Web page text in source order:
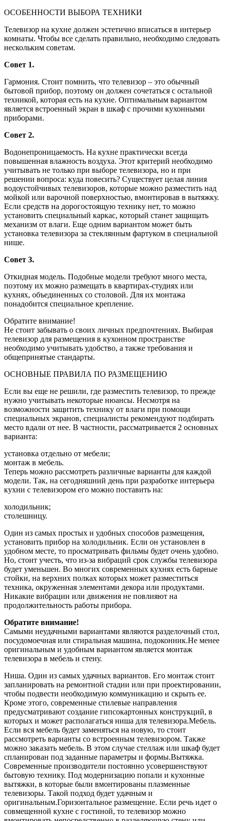
ОСОБЕННОСТИ ВЫБОРА ТЕХНИКИ
Телевизор на кухне должен эстетично вписаться в интерьер
комнаты. Чтобы все сделать правильно, необходимо следовать
нескольким советам.
Совет 1.
Гармония. Стоит помнить, что телевизор – это обычный
бытовой прибор, поэтому он должен сочетаться с остальной
техникой, которая есть на кухне. Оптимальным вариантом
является встроенный экран в шкаф с прочими кухонными
приборами.
Совет 2.
Водонепроницаемость. На кухне практически всегда
повышенная влажность воздуха. Этот критерий необходимо
учитывать не только при выборе телевизора, но и при
решении вопроса: куда повесить? Существует целая линия
водоустойчивых телевизоров, которые можно разместить над
мойкой или варочной поверхностью, вмонтировав в вытяжку.
Если средств на дорогостоящую технику нет, то можно
установить специальный каркас, который станет защищать
механизм от влаги. Еще одним вариантом может быть
установка телевизора за стеклянным фартуком в специальной
нише.
Совет 3.
Откидная модель. Подобные модели требуют много места,
поэтому их можно размещать в квартирах-студиях или
кухнях, объединенных со столовой. Для их монтажа
понадобится специальное крепление.
Обратите внимание!
Не стоит забывать о своих личных предпочтениях. Выбирая
телевизор для размещения в кухонном пространстве
необходимо учитывать удобство, а также требования и
общепринятые стандарты.
ОСНОВНЫЕ ПРАВИЛА ПО РАЗМЕЩЕНИЮ
Если вы еще не решили, где разместить телевизор, то прежде
нужно учитывать некоторые нюансы. Несмотря на
возможности защитить технику от влаги при помощи
специальных экранов, специалисты рекомендуют подбирать
место вдали от нее. В частности, рассматривается 2 основных
варианта:
установка отдельно от мебели;
монтаж в мебель.
Теперь можно рассмотреть различные варианты для каждой
модели. Так, на сегодняшний день при разработке интерьера
кухни с телевизором его можно поставить на:
холодильник;
столешницу.
Один из самых простых и удобных способов размещения,
установить прибор на холодильник. Если он установлен в
удобном месте, то просматривать фильмы будет очень удобно.
Но, стоит учесть, что из-за вибраций срок службы телевизора
будет уменьшен. Во многих современных кухнях есть барные
стойки, на верхних полках которых может разместиться
техника, окруженная элементами декора или продуктами.
Никакие вибрации или движения не повлияют на
продолжительность работы прибора.
Обратите внимание!
Самыми неудачными вариантами являются разделочный стол,
посудомоечная или стиральная машина, подоконник.Не менее
оригинальным и удобным вариантом является монтаж
телевизора в мебель и стену.
Ниша. Один из самых удачных вариантов. Его монтаж стоит
запланировать на ремонтной стадии или при проектировании,
чтобы подвести необходимую коммуникацию и скрыть ее.
Кроме этого, современные стилевые направления
предусматривают создание гипсокартонных конструкций, в
которых и может располагаться ниша для телевизора.Мебель.
Если вся мебель будет заменяться на новую, то стоит
рассмотреть варианты со встроенным телевизором. Также
можно заказать мебель. В этом случае стеллаж или шкаф будет
спланирован под заданные параметры и формы.Вытяжка.
Современные производители постоянно усовершенствуют
бытовую технику. Под модернизацию попали и кухонные
вытяжки, в которые были вмонтированы плазменные
телевизоры. Такой подход будет удачным и
оригинальным.Горизонтальное размещение. Если речь идет о
совмещенной кухне с гостиной, то телевизор можно